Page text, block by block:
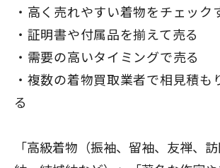
高く売れやすい着物をチェック
証明書や付属品を揃えて売る
需要の高いタイミングで売る
複数の着物買取業者で相見積も
る
「高級着物（振袖、留袖、友禅、